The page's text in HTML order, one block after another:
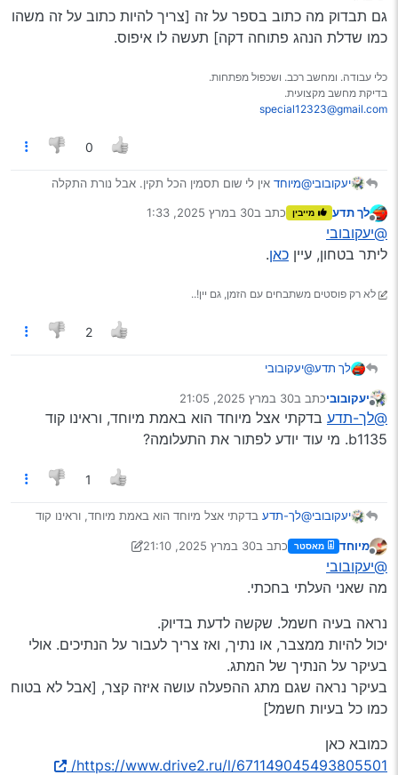
גם תבדוק מה כתוב בספר על זה [צריך להיות כתוב על זה משהו
כמו שדלת הנהג פתוחה דקה] תעשה לו איפוס.
כלי עבודה. ומחשב רכב. ושכפול מפתחות.
בדיקת מחשב מקצועית.
special12323@gmail.com
0
יעקובובי@מיוחד אין לי שום תסמין הכל תקין. אבל נורת התקלה
אפשרות להניע.מצורף כאן תמונת התקלה !
743286280300-
לך תדע מייבין כתב ב30 במרץ 2025, 1:33
נערך לאחרונה על ידי
@יעקובובי
ליתר בטחון, עיין כאן.
לא רק פוסטים משתבחים עם הזמן, גם יין!..
2
לך תדע@יעקובובי
מנותק
יעקובוביכתב ב30 במרץ 2025, 21:05
נערך לאחרונה על ידי
@לך-תדע בדקתי אצל מיוחד הוא באמת מיוחד, וראינו קוד
b1135. מי עוד יודע לפתור את התעלומה?
1
יעקובובי@לך-תדע בדקתי אצל מיוחד הוא באמת מיוחד, וראינו קוד
מיוחד מאסטר כתב ב30 במרץ 2025, 21:10
נערך לאחרונה על ידי מיוחד
@יעקובובי
מה שאני העלתי בחכתי.
נראה בעיה חשמל. שקשה לדעת בדיוק.
יכול להיות ממצבר, או נתיך, ואז צריך לעבור על הנתיכים. אולי
בעיקר על הנתיך של המתג.
בעיקר נראה שגם מתג ההפעלה עושה איזה קצר, [אבל לא בטוח
כמו כל בעיות חשמל]
כמובא כאן
https://www.drive2.ru/l/671149045493805501/